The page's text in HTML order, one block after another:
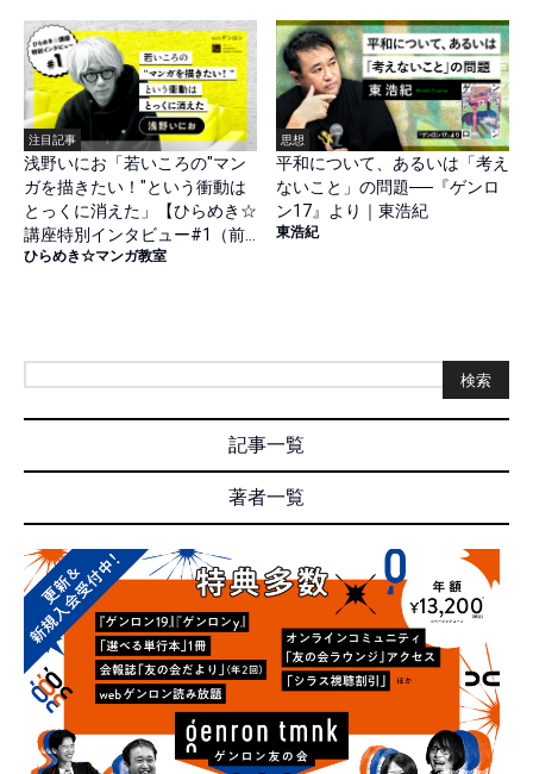
注目記事
浅野いにお「若いころの"マン
ガを描きたい！"という衝動は
とっくに消えた」【ひらめき☆
講座特別インタビュー#1（前
篇）】
ひらめき☆マンガ教室
思想
平和について、あるいは「考え
ないこと」の問題──『ゲンロ
ン17』より｜東浩紀
東浩紀
検索
記事一覧
著者一覧